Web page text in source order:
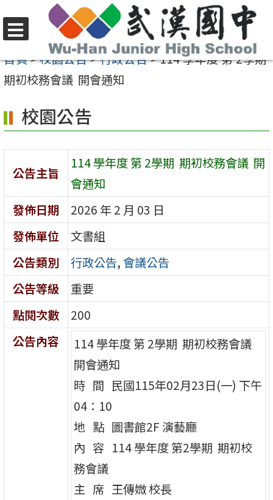
至
要
容
區
選
單
首頁>校園公告>行政公告>114 學年度 第 2學期
期初校務會議 開會通知
校園公告
公告主旨
114 學年度 第 2學期 期初校務會議 開
會通知
發佈日期
2026 年 2 月 03 日
發佈單位
文書組
公告類別
行政公告,會議公告
公告等級
重要
點閱次數
200
公告內容
114 學年度 第 2學期 期初校務會議
開會通知
時 間 民國115年02月23日(一) 下午
04：10
地 點 圖書館2F 演藝廳
內 容 114 學年度 第2學期 期初校
務會議
主 席 王傳媺 校長